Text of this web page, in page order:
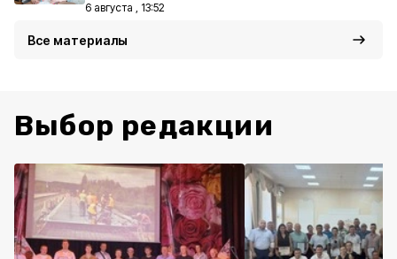
6 августа , 13:52
Все материалы
Выбор редакции